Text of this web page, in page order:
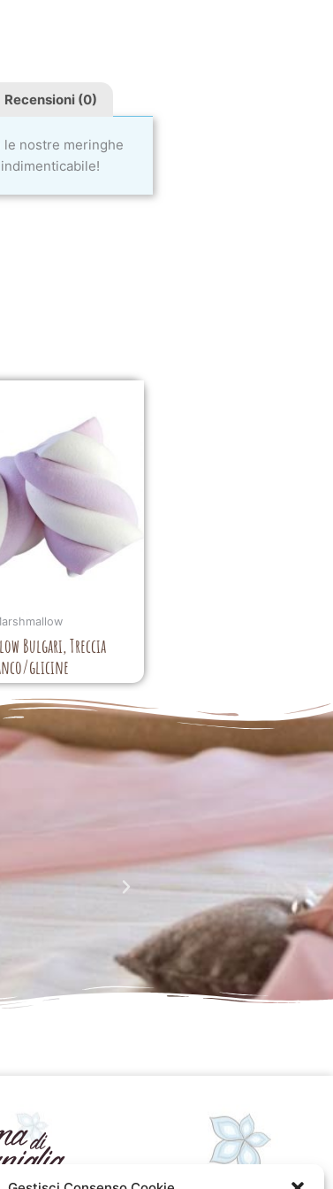
Recensioni (0)
le nostre meringhe
Bulgari, Treccia
glicine
La perfezione e l' armonia che è palese nei tuoi
Complimenti davvero!!!!
Giusy Rizzo
da Facebook